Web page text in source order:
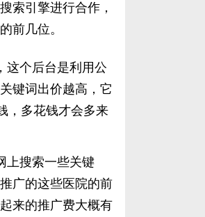
索引擎进行合作，
前几位。
这个后台是利用公
键词出价越高，它
，多花钱才会多来
上搜索一些关键
广的这些医院的前
来的推广费大概有